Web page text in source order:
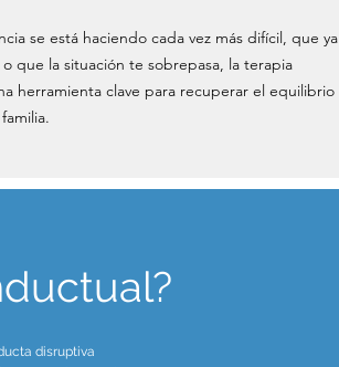
se está haciendo cada vez más difícil, que ya
que la situación te sobrepasa, la terapia
herramienta clave para recuperar el equilibrio
disruptiva